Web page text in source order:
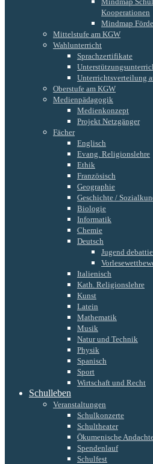
Kooperationen
Mindmap
Mittelstufe am KGW
Wahlunterricht
Sprachzertifikate
Unterrichtsverteilung
Oberstufe am KGW
Medienpädagogik
Medienkonzept
Projekt Netzgänger
Fächer
Englisch
Evang. Religionslehre
Ethik
Französisch
Geographie
Geschichte /
Biologie
Informatik
Chemie
Deutsch
Jugend
Italienisch
Kath. Religionslehre
Kunst
Latein
Mathematik
Musik
Natur und Technik
Physik
Spanisch
Sport
Wirtschaft und Recht
Schulleben
Veranstaltungen
Schulkonzerte
Schultheater
Ökumenische
Spendenlauf
Schulfest